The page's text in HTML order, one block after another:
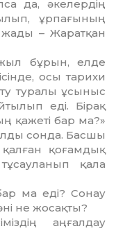
да, әкелердің
ұрпағының
жа­ды – Жаратқан
бұрын, елде
осы тарихи
туралы ұсыныс
еді. Бірақ
қа­жеті бар ма?»
сонда. Басшы
қоғамдық
қала
ма еді? Сонау
не жосақты?
аңғалдау